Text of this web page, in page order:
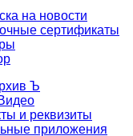
на новости
сертификаты
Ъ
и реквизиты
приложения